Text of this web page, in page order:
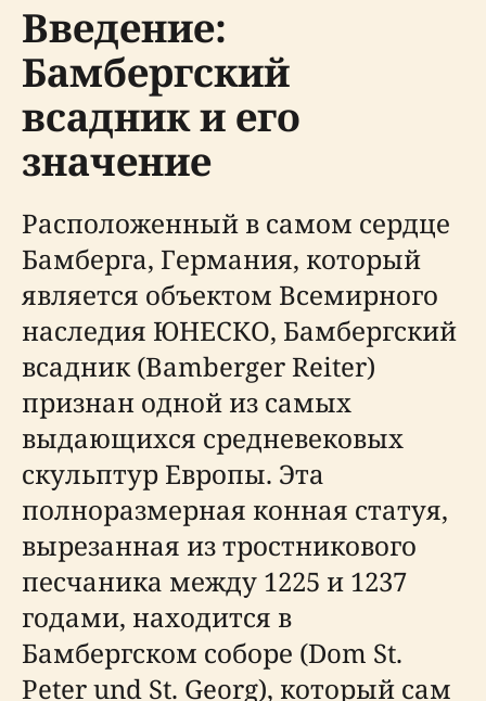
Введение:
Бамбергский
всадник и его
значение
Расположенный в самом сердце
Бамберга, Германия, который
является объектом Всемирного
наследия ЮНЕСКО, Бамбергский
всадник (Bamberger Reiter)
признан одной из самых
выдающихся средневековых
скульптур Европы. Эта
полноразмерная конная статуя,
вырезанная из тростникового
песчаника между 1225 и 1237
годами, находится в
Бамбергском соборе (Dom St.
Peter und St. Georg), который сам